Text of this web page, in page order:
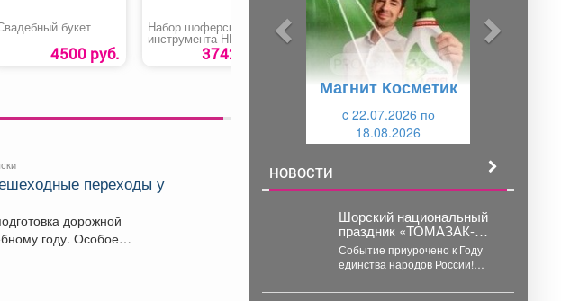
букет
4500 руб.
Набор шоферского
инструмента НИЗ №3
3742 руб.
Свадебный букет Рулевой наконечник
«Nexia»
переходы у
дорожной
году. Особое
Магнит Косметик
c 22.07.2026 по
18.08.2026
НОВОСТИ
Шорский национальный
праздник «ТОМАЗАК-
ПАЙРАМ»
Событие приурочено к Году
единства народов России!